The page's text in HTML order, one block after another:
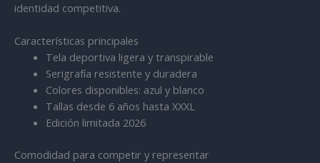
identidad competitiva.
Características principales
Tela deportiva ligera y transpirable
Serigrafía resistente y duradera
Colores disponibles: azul y blanco
Tallas desde 6 años hasta XXXL
Edición limitada 2026
Comodidad para competir y representar